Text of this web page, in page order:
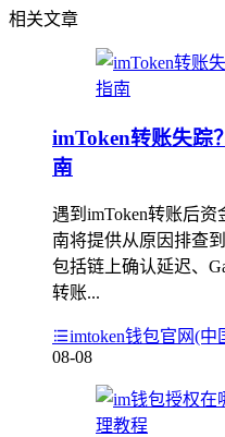
相关文章
imToken转账失踪
南
遇到imToken转账后
南将提供从原因排查
包括链上确认延迟、
转账...
imtoken钱包官网(中
08-08